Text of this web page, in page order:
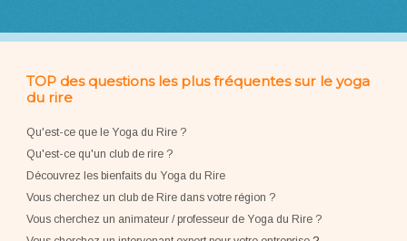
TOP des questions les plus fréquentes sur le yoga
du rire
Qu'est-ce que le Yoga du Rire ?
Qu'est-ce qu'un club de rire ?
Découvrez les bienfaits du Yoga du Rire
Vous cherchez un club de Rire dans votre région ?
Vous cherchez un animateur / professeur de Yoga du Rire ?